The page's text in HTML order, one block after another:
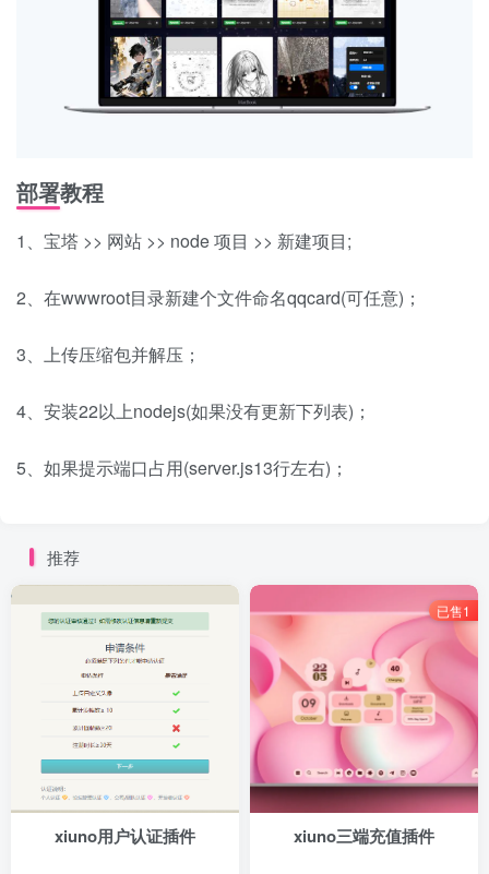
部署教程
1、宝塔 >> 网站 >> node 项目 >> 新建项目;
2、在wwwroot目录新建个文件命名qqcard(可任意)；
3、上传压缩包并解压；
4、安装22以上nodejs(如果没有更新下列表)；
5、如果提示端口占用(server.js13行左右)；
推荐
xiuno用户认证插件
已售1
xiuno三端充值插件